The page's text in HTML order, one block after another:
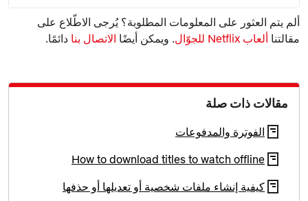
ألم يتم العثور على المعلومات المطلوبة؟ يُرجى الاطّلاع على
مقالتنا ألعاب Netflix للجوّال . ويمكن أيضًا الاتصال بنا دائمًا.
مقالات ذات صلة
الفوترة والمدفوعات
How to download titles to watch offline
كيفية إنشاء ملفات شخصية أو تعديلها أو حذفها